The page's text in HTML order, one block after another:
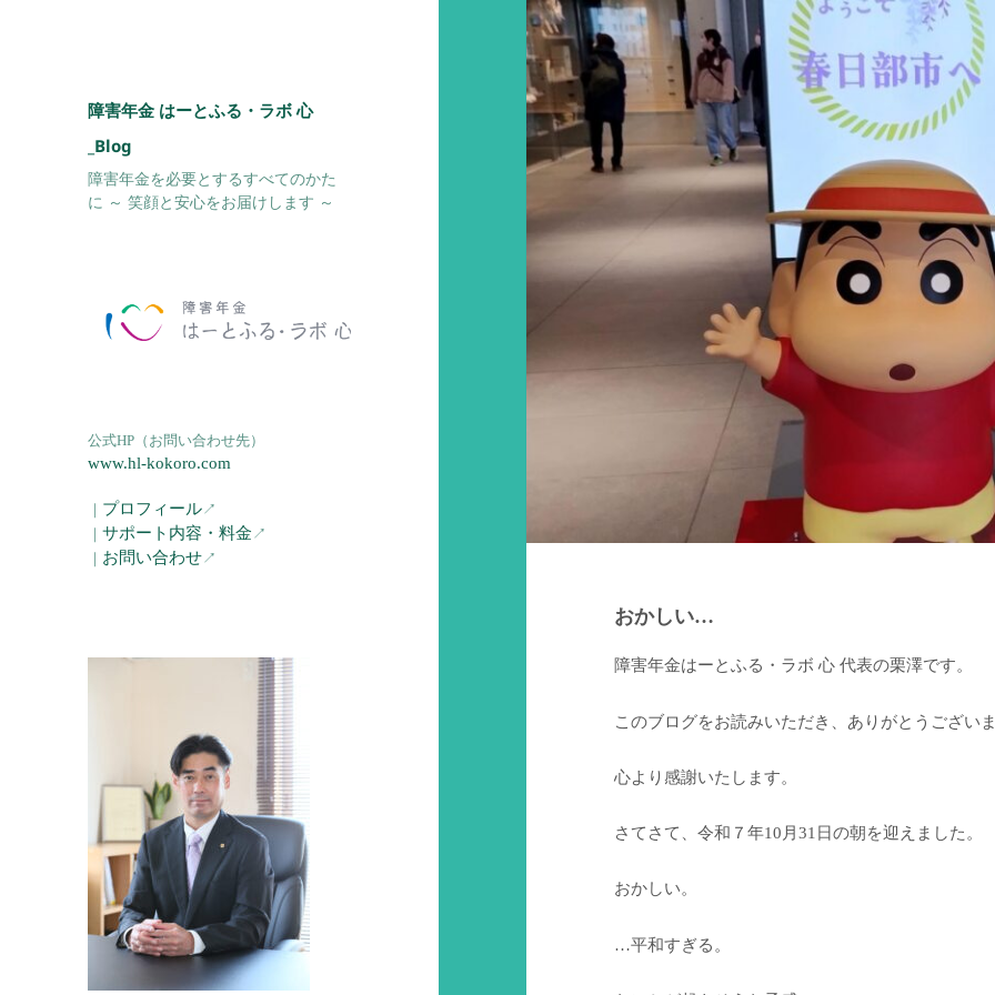
障害年金 はーとふる・ラボ 心
_Blog
障害年金を必要とするすべてのかた
に ～ 笑顔と安心をお届けします ～
公式HP（お問い合わせ先）
www.hl-kokoro.com
｜ プロフィール↗︎
｜サポート内容・料金 ↗︎
｜ お問い合わせ↗︎
おかしい…
障害年金はーとふる・ラボ 心 代表の栗澤です。
このブログをお読みいただき、ありがとうござい
心より感謝いたします。
さてさて、令和７年10月31日の朝を迎えました。
おかしい。
…平和すぎる。